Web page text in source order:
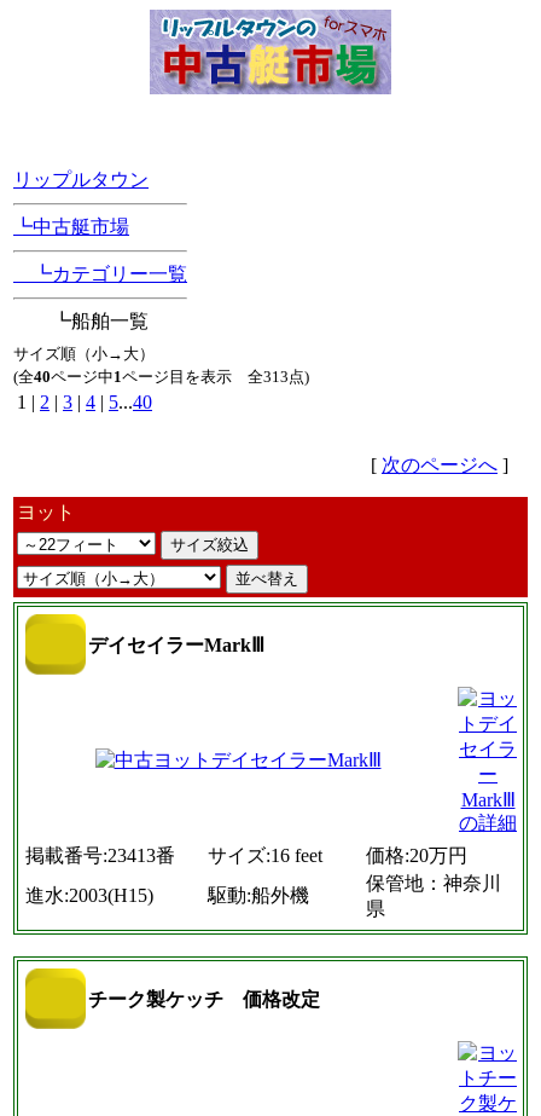
リップルタウン
┗中古艇市場
┗カテゴリー一覧
┗船舶一覧
サイズ順（小→大）
(全40ページ中1ページ目を表示 全313点)
1 | 2 | 3 | 4 | 5...40
[ 次のページへ ]
ヨット
デイセイラーMarkⅢ
掲載番号:23413番 サイズ:16 feet
価格:20万円
進水:2003(H15)
駆動:船外機
保管地：神奈川
県
チーク製ケッチ 価格改定